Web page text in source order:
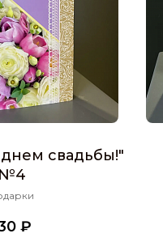
свадьбы!"
№4
₽